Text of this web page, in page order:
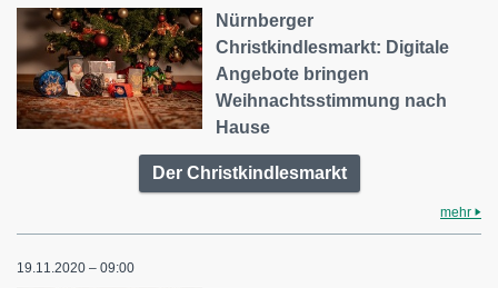
Nürnberger
Christkindlesmarkt: Digitale
Angebote bringen
Weihnachtsstimmung nach
Hause
Der Christkindlesmarkt
mehr
19.11.2020 – 09:00